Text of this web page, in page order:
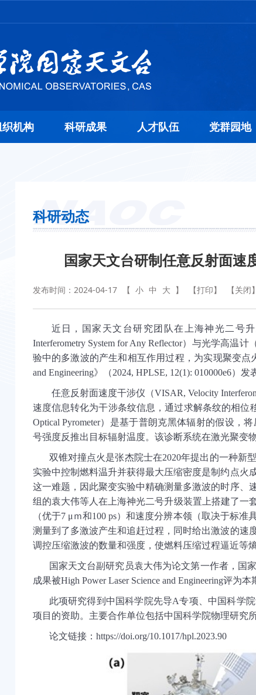
机构 科研成果 人才队伍 党群园地
科研动态
国家天文台研制任意反射面速
发布时间：2024-04-17 【 小 中 大 】 【打印】 【关闭】
近日，国家天文台研究团队在上海神光二号
Interferometry System for Any Reflector）与光学高温计
验中的多激波的产生和相互作用过程，为实现聚变
and Engineering》（2024, HPLSE, 12(1): 010000e6）发
任意反射面速度干涉仪（VISAR, Velocity
速度信息转化为干涉条纹信息，通过求解条纹的相
Optical Pyrometer）是基于普朗克黑体辐射的假设，
号强度反推出目标辐射温度。该诊断系统在激光聚变
双锥对撞点火是张杰院士在2020年提出的一种新
实验中控制燃料温升并获得最大压缩密度是制约点
这一难题，因此聚变实验中精确测量多激波的时序、
组的袁大伟等人在上海神光二号升级装置上搭建了一
（优于7 μ ｍ和100 ps）和速度分辨本领（取决于标准
测量到了多激波产生和追赶过程，同时给出激波的速
调控压缩激波的数量和强度，使燃料压缩过程逼近等
国家天文台副研究员袁大伟为论文第一作者，国
成果被High Power Laser Science and Engineering评为本
此项研究得到中国科学院先导A专项、中国科学
项目的资助。主要合作单位包括中国科学院物理研究
论文链接： https://doi.org/10.1017/hpl.2023.90